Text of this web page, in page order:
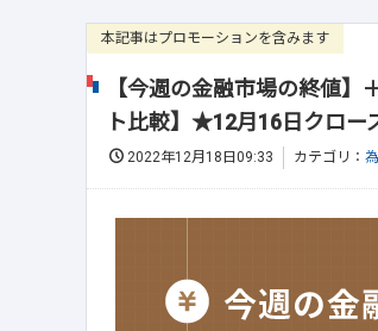
本記事はプロモーションを含みます
【今週の金融市場の終値
ト比較】★12月16日クロー
2022年12月18日09:33 カテゴリ：